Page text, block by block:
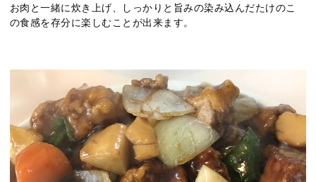
お肉と一緒に炊き上げ、しっかりと旨みの染み込んだたけのこ
の食感を存分に楽しむことが出来ます。